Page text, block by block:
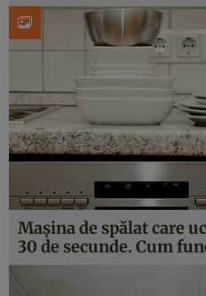
Mașina de spălat care
30 de secunde. Cum